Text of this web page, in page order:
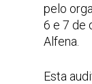
pelo
6 e 7 de
Alfena.
Esta